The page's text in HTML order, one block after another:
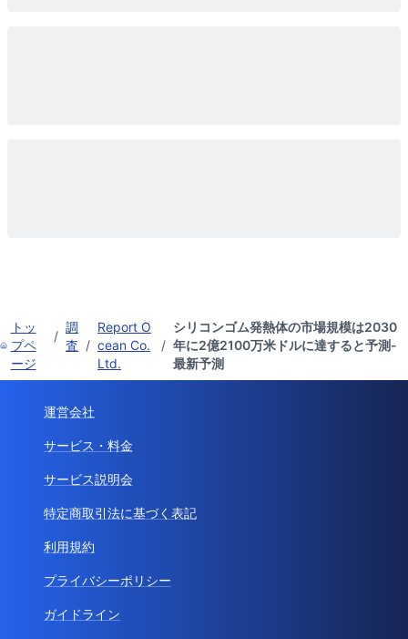
トッ
プペ
ージ
/
調
査 /
Report O
cean Co.
Ltd.
/
シリコンゴム発熱体の市場規模は2030
年に2億2100万米ドルに達すると予測-
最新予測
運営会社
サービス・料金
サービス説明会
特定商取引法に基づく表記
利用規約
プライバシーポリシー
ガイドライン